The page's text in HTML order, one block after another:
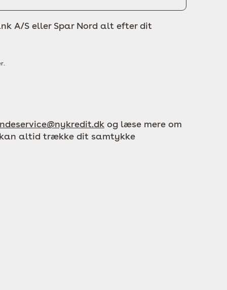
A/S eller Spar Nord alt efter dit
og læse mere om
altid trække dit samtykke